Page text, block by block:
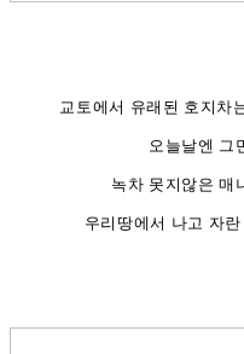
교토에서 유래된 호지차
오늘날엔 그
녹차 못지않은 매
우리땅에서 나고 자